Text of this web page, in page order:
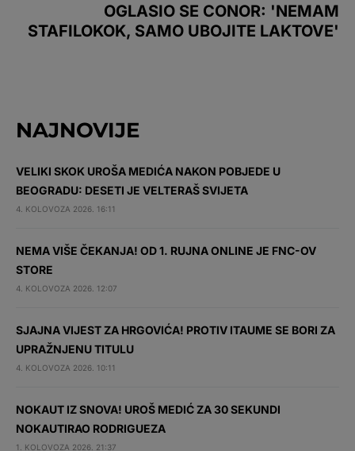
OGLASIO SE CONOR: 'NEMAM
STAFILOKOK, SAMO UBOJITE LAKTOVE'
NAJNOVIJE
VELIKI SKOK UROŠA MEDIĆA NAKON POBJEDE U
BEOGRADU: DESETI JE VELTERAŠ SVIJETA
4. KOLOVOZA 2026. 16:11
NEMA VIŠE ČEKANJA! OD 1. RUJNA ONLINE JE FNC-OV
STORE
4. KOLOVOZA 2026. 12:07
SJAJNA VIJEST ZA HRGOVIĆA! PROTIV ITAUME SE BORI ZA
UPRAŽNJENU TITULU
4. KOLOVOZA 2026. 10:11
NOKAUT IZ SNOVA! UROŠ MEDIĆ ZA 30 SEKUNDI
NOKAUTIRAO RODRIGUEZA
1. KOLOVOZA 2026. 21:37